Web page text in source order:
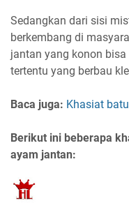
Sedangkan dari sisi
berkembang di
jantan yang konon
tertentu yang berbau
Baca juga: Khasiat
Berikut ini beberapa
ayam jantan: